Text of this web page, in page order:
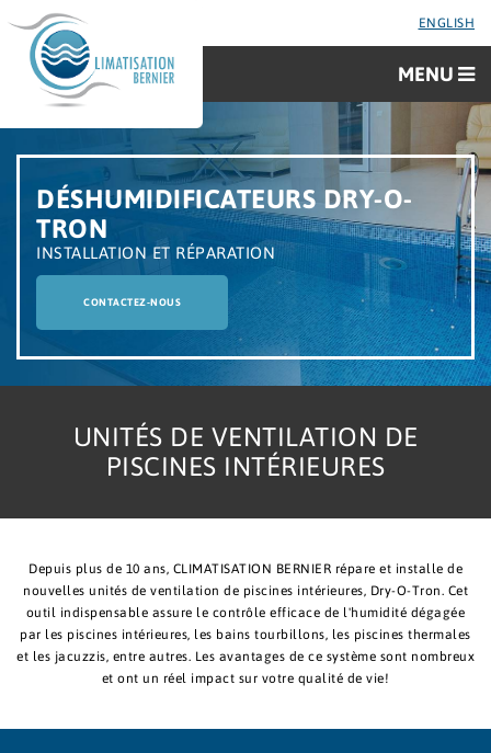
ENGLISH
MENU
DÉSHUMIDIFICATEURS DRY-O-
TRON
INSTALLATION ET RÉPARATION
CONTACTEZ-NOUS
UNITÉS DE VENTILATION DE
PISCINES INTÉRIEURES
Depuis plus de 10 ans, CLIMATISATION BERNIER répare et installe de
nouvelles unités de ventilation de piscines intérieures, Dry-O-Tron. Cet
outil indispensable assure le contrôle efficace de l'humidité dégagée
par les piscines intérieures, les bains tourbillons, les piscines thermales
et les jacuzzis, entre autres. Les avantages de ce système sont nombreux
et ont un réel impact sur votre qualité de vie!